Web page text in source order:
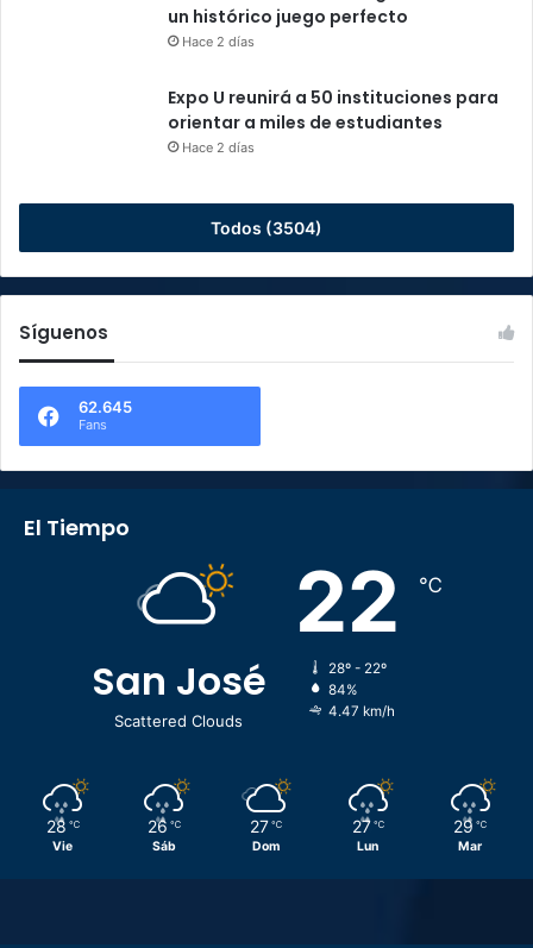
un histórico juego perfecto
Hace 2 días
Expo U reunirá a 50 instituciones para
orientar a miles de estudiantes
Hace 2 días
Todos (3504)
Síguenos
62.645
Fans
El Tiempo
San José
Scattered Clouds
22 ℃
28º - 22º
84%
4.47 km/h
28 ℃
Vie
26 ℃
Sáb
27 ℃
Dom
27 ℃
Lun
29 ℃
Mar